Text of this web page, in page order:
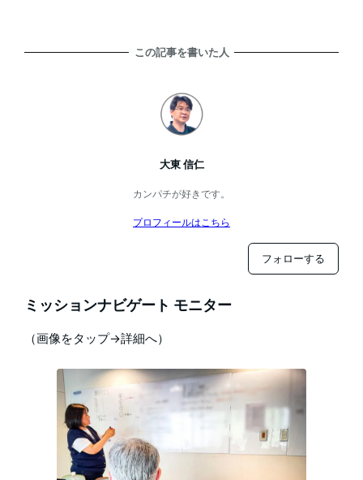
この記事を書いた人
大東 信仁
カンパチが好きです。
プロフィールはこちら
フォローする
ミッションナビゲート モニター
（画像をタップ→詳細へ）